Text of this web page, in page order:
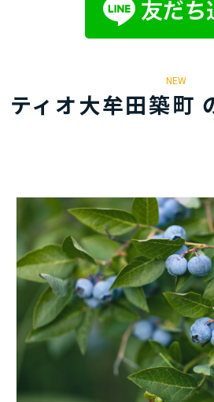
NEW
ティオ大牟田築町